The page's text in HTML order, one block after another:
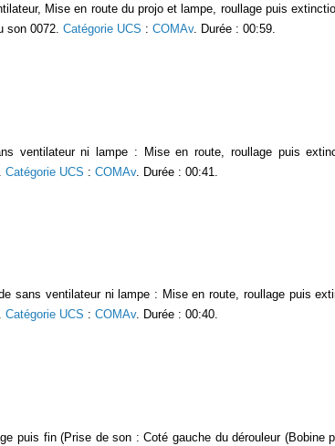
Mise en route du projo et lampe, roullage puis
son 0072. Catégorie UCS : COMAv. Durée : 00:59.
ventilateur ni lampe : Mise en route, roullage puis
Catégorie UCS : COMAv. Durée : 00:41.
sans ventilateur ni lampe : Mise en route, roullage puis
Catégorie UCS : COMAv. Durée : 00:40.
puis fin (Prise de son : Coté gauche du dérouleur (Bobine